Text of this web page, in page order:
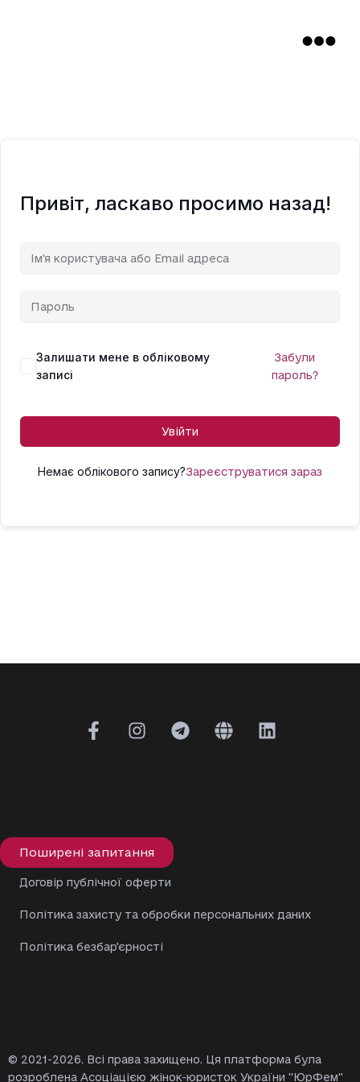
Привіт, ласкаво просимо назад!
Залишати мене в обліковому
записі
Забули
пароль?
Увійти
Немає облікового запису?Зареєструватися зараз
Поширені запитання
Договір публічної оферти
Політика захисту та обробки персональних даних
Політика безбарʼєрності
© 2021-2026. Всі права захищено. Ця платформа була
розроблена Асоціацією жінок-юристок України "ЮрФем"